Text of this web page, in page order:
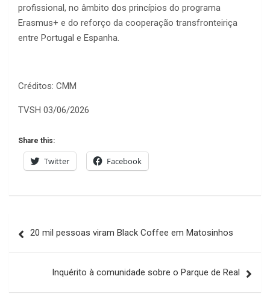
profissional, no âmbito dos princípios do programa
Erasmus+ e do reforço da cooperação transfronteiriça
entre Portugal e Espanha.
Créditos: CMM
TVSH 03/06/2026
Share this:
Twitter Facebook
de
20 mil pessoas viram Black Coffee em Matosinhos
Inquérito à comunidade sobre o Parque de Real